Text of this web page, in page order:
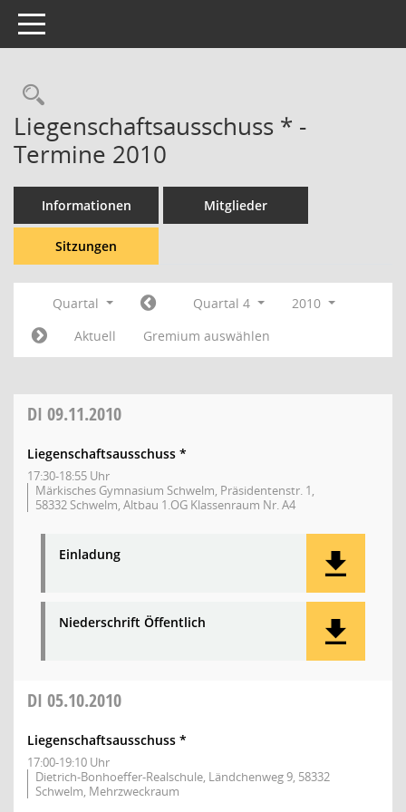
Toggle navigation
Rechercheauswahl
Liegenschaftsausschuss * -
Termine 2010
Informationen Mitglieder
Sitzungen
Quartal Quartal 4
2010
Aktuell
Gremium auswählen
DI 09.11.2010
Liegenschaftsausschuss *
17:30-18:55 Uhr
Märkisches Gymnasium Schwelm, Präsidentenstr. 1,
58332 Schwelm, Altbau 1.OG Klassenraum Nr. A4
Einladung
Niederschrift Öffentlich
DI 05.10.2010
Liegenschaftsausschuss *
17:00-19:10 Uhr
Dietrich-Bonhoeffer-Realschule, Ländchenweg 9, 58332
Schwelm, Mehrzweckraum